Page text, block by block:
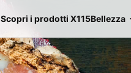
Scopri i prodotti X115Bellezza